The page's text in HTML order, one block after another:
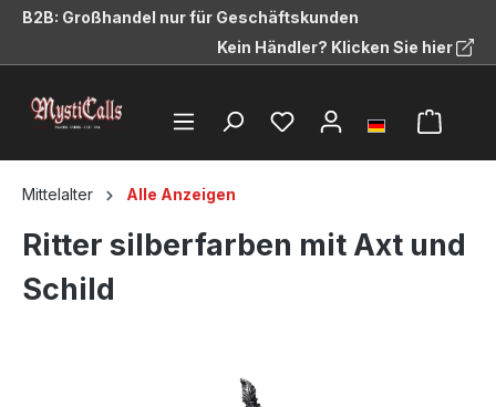
springen
B2B: Großhandel nur für Geschäftskunden
Kein Händler? Klicken Sie hier
Mittelalter Alle Anzeigen
Ritter silberfarben mit Axt und
Schild